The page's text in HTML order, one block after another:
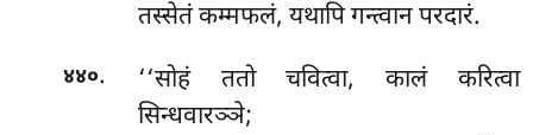
तस्सेतं कम्मफलं, यथापि गन्त्वान परदारं.
४४०.
‘‘सोहं ततो चवित्वा, कालं करित्वा
सिन्धवारञ्ञे;